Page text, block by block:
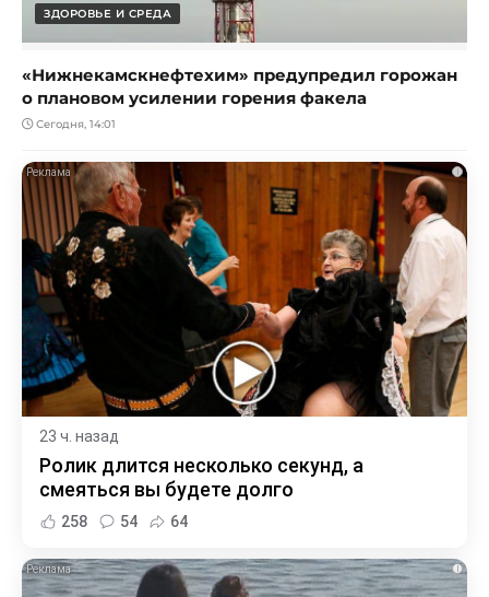
ЗДОРОВЬЕ И СРЕДА
«Нижнекамскнефтехим» предупредил горожан
о плановом усилении горения факела
Сегодня, 14:01
i
23 ч. назад
Ролик длится несколько секунд, а
смеяться вы будете долго
258 54 64
i